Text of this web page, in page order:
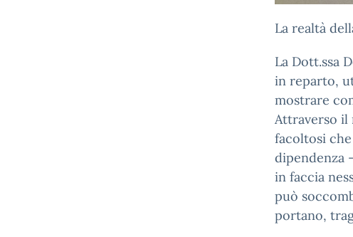
La realtà
La Dott.ssa
in reparto,
mostrare
Attraverso il
facoltosi
dipendenza
in faccia
può
portano,